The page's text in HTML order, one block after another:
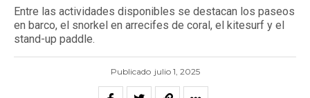
Entre las actividades disponibles se destacan los paseos
en barco, el snorkel en arrecifes de coral, el kitesurf y el
stand-up paddle.
Publicado julio 1, 2025